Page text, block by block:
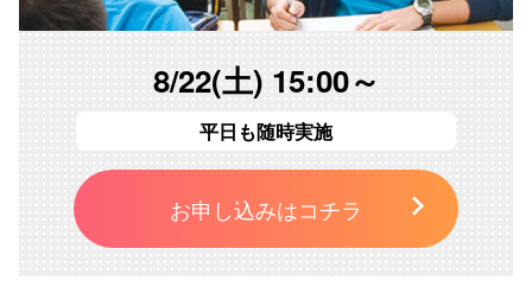
8/22(土) 15:00～
平日も随時実施
お申し込みはコチラ